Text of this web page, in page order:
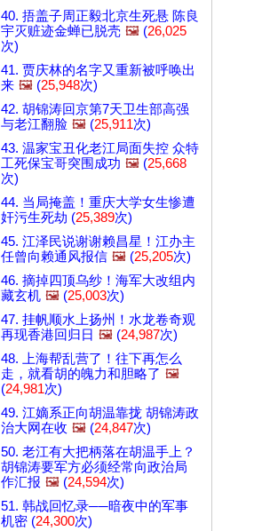
40. 捂盖子周正毅北京生死悬 陈良
宇灭赃迹金蝉已脱壳 🖼️ (26,025
次)
41. 贾庆林的名字又重新被呼唤出
来 🖼️ (25,948次)
42. 胡锦涛回京第7天卫生部高强
与老江翻脸 🖼️ (25,911次)
43. 温家宝丑化老江局面失控 众特
工死保宝哥突围成功 🖼️ (25,668
次)
44. 当局掩盖！重庆大学女生惨遭
奸污生死劫 (25,389次)
45. 江泽民说谢谢赖昌星！江办主
任曾向赖通风报信 🖼️ (25,205次)
46. 摘掉四顶乌纱！海军大改组内
藏玄机 🖼️ (25,003次)
47. 挂帆顺水上扬州！水龙卷奇观
再现香港回归日 🖼️ (24,987次)
48. 上海帮乱营了！往下再怎么
走，就看胡的魄力和胆略了 🖼️
(24,981次)
49. 江嫡系正向胡温靠拢 胡锦涛政
治大网在收 🖼️ (24,847次)
50. 老江有大把柄落在胡温手上？
胡锦涛要军方必须经常向政治局
作汇报 🖼️ (24,594次)
51. 韩战回忆录──暗夜中的军事
机密 (24,300次)